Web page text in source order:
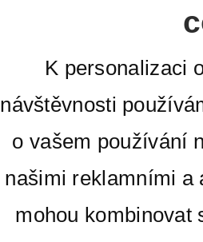
K personalizaci
návštěvnosti
o vašem používání
našimi reklamními a
mohou kombinovat